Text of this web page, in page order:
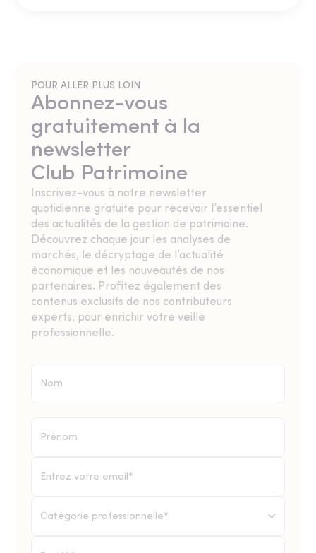
POUR ALLER PLUS LOIN
Abonnez-vous
gratuitement à la
newsletter
Club Patrimoine
Inscrivez-vous à notre newsletter
quotidienne gratuite pour recevoir l’essentiel
des actualités de la gestion de patrimoine.
Découvrez chaque jour les analyses de
marchés, le décryptage de l’actualité
économique et les nouveautés de nos
partenaires. Profitez également des
contenus exclusifs de nos contributeurs
experts, pour enrichir votre veille
professionnelle.
Catégorie professionnelle*